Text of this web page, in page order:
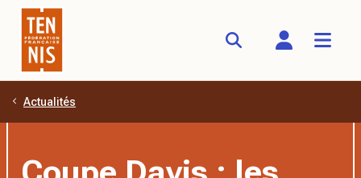
Aller au contenu principal
Actualités